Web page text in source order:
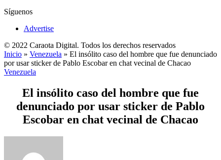
Síguenos
Advertise
© 2022 Caraota Digital. Todos los derechos reservados
Inicio » Venezuela » El insólito caso del hombre que fue denunciado
por usar sticker de Pablo Escobar en chat vecinal de Chacao
Venezuela
El insólito caso del hombre que fue
denunciado por usar sticker de Pablo
Escobar en chat vecinal de Chacao